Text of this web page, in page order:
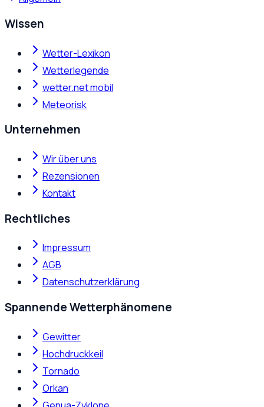
Wissen
Wetter-Lexikon
Wetterlegende
wetter.net mobil
Meteorisk
Unternehmen
Wir über uns
Rezensionen
Kontakt
Rechtliches
Impressum
AGB
Datenschutzerklärung
Spannende Wetterphänomene
Gewitter
Hochdruckkeil
Tornado
Orkan